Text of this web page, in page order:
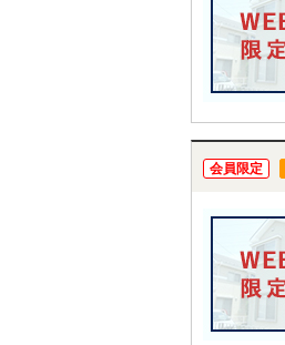
会員限定